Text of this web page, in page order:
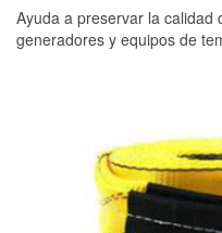
Ayuda a preservar la calidad
generadores y equipos de